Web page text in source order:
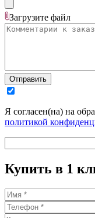
Загрузите файл
Отправить
Я согласен(на) на
политикой
Купить в 1